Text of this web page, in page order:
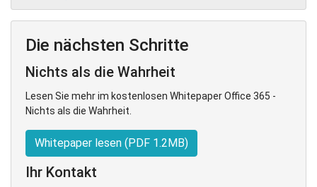
Die nächsten Schritte
Nichts als die Wahrheit
Lesen Sie mehr im kostenlosen Whitepaper Office 365 -
Nichts als die Wahrheit.
Whitepaper lesen (PDF 1.2MB)
Ihr Kontakt